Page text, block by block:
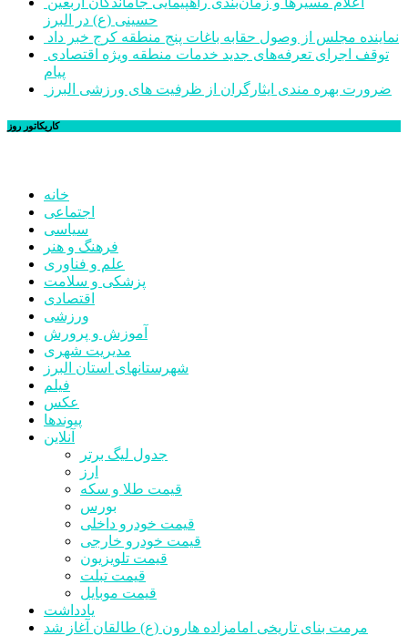
حسینی (ع) در البرز
نماینده مجلس از وصول حقابه باغات پنج منطقه کرج خبر داد
پیام
ضرورت بهره مندی ایثارگران از ظرفیت های ورزشی البرز
کاریکاتور روز
خانه
اجتماعی
سیاسی
فرهنگ و هنر
علم و فناوری
پزشکی و سلامت
اقتصادی
ورزشی
آموزش و پرورش
مدیریت شهری
شهرستانهای استان البرز
فیلم
عکس
پیوندها
آنلاین
جدول لیگ برتر
ارز
قیمت طلا و سکه
بورس
قیمت خودرو داخلی
قیمت خودرو خارجی
قیمت تلویزیون
قیمت تبلت
قیمت موبایل
یادداشت
مرمت بنای تاریخی امامزاده هارون (ع) طالقان آغاز شد